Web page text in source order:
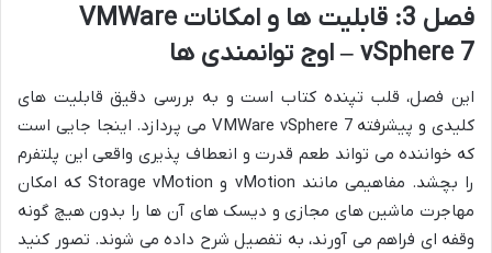
فصل 3: قابلیت ها و امکانات VMWare
vSphere 7 – اوج توانمندی ها
این فصل، قلب تپنده کتاب است و به بررسی دقیق قابلیت های
کلیدی و پیشرفته VMWare vSphere 7 می پردازد. اینجا جایی است
که خواننده می تواند طعم قدرت و انعطاف پذیری واقعی این پلتفرم
را بچشد. مفاهیمی مانند vMotion و Storage vMotion که امکان
مهاجرت ماشین های مجازی و دیسک های آن ها را بدون هیچ گونه
وقفه ای فراهم می آورند، به تفصیل شرح داده می شوند. تصور کنید